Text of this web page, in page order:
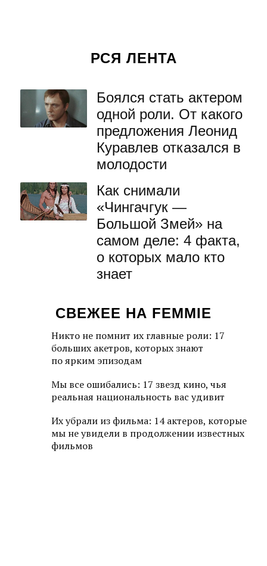
РСЯ ЛЕНТА
Боялся стать актером
одной роли. От какого
предложения Леонид
Куравлев отказался в
молодости
Как снимали
«Чингачгук —
Большой Змей» на
самом деле: 4 факта,
о которых мало кто
знает
СВЕЖЕЕ НА FEMMIE
Никто не помнит их главные роли: 17
больших акетров, которых знают
по ярким эпизодам
Мы все ошибались: 17 звезд кино, чья
реальная национальность вас удивит
Их убрали из фильма: 14 актеров, которые
мы не увидели в продолжении известных
фильмов